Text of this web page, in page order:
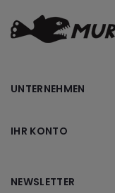
UNTERNEHMEN
IHR KONTO
NEWSLETTER